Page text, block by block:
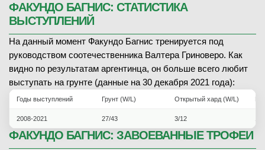
ФАКУНДО БАГНИС: СТАТИСТИКА
ВЫСТУПЛЕНИЙ
На данный момент Факундо Багнис тренируется под
руководством соотечественника Валтера Гриноверо. Как
видно по результатам аргентинца, он больше всего любит
выступать на грунте (данные на 30 декабря 2021 года):
Годы выступлений Грунт (W/L) Открытый хард (W/L)
2008-2021 27/43 3/12
ФАКУНДО БАГНИС: ЗАВОЕВАННЫЕ ТРОФЕИ